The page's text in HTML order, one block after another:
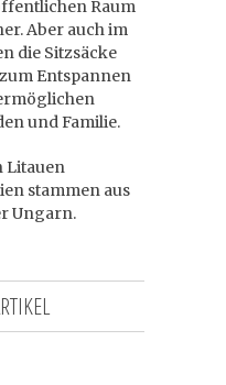
Raum
Aber auch im
die Sitzsäcke
Entspannen
und Familie.
Litauen
stammen aus
Ungarn.